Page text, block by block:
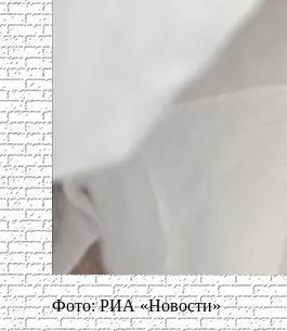
Фото: РИА «Новости»